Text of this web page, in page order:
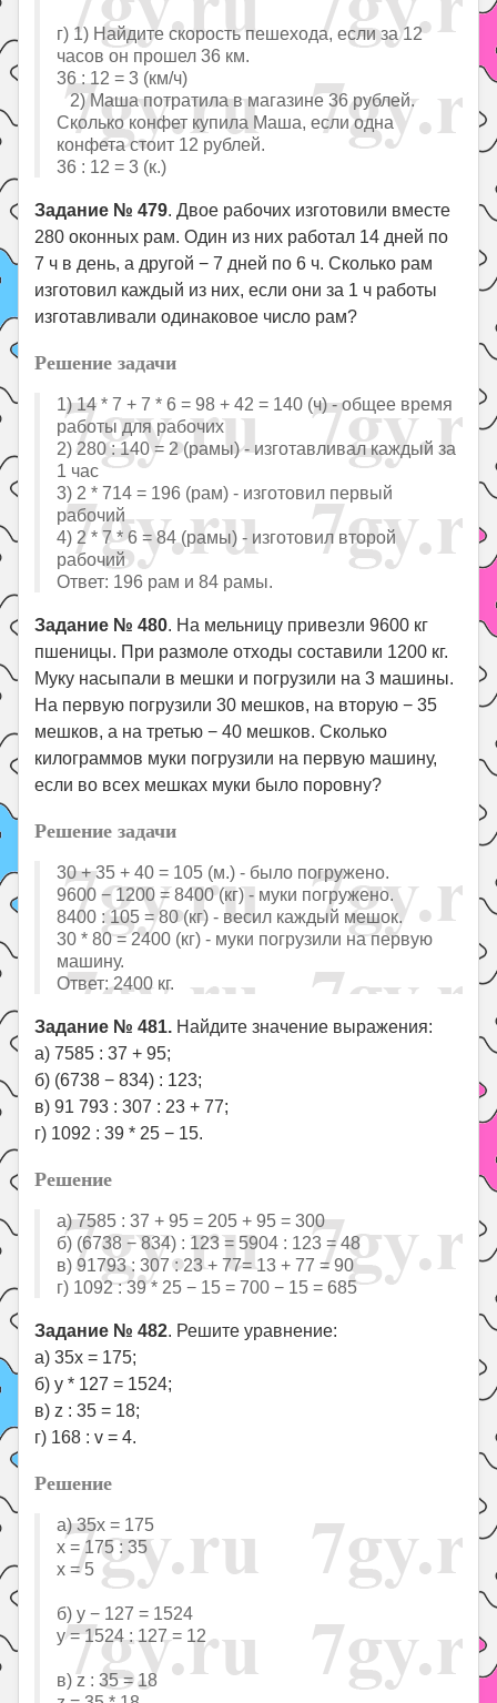
г) 1) Найдите скорость пешехода, если за 12
часов он прошел 36 км.
36 : 12 = 3 (км/ч)
2) Маша потратила в магазине 36 рублей.
Сколько конфет купила Маша, если одна
конфета стоит 12 рублей.
36 : 12 = 3 (к.)
Задание № 479. Двое рабочих изготовили вместе
280 оконных рам. Один из них работал 14 дней по
7 ч в день, а другой − 7 дней по 6 ч. Сколько рам
изготовил каждый из них, если они за 1 ч работы
изготавливали одинаковое число рам?
Решение задачи
1) 14 * 7 + 7 * 6 = 98 + 42 = 140 (ч) - общее время
работы для рабочих
2) 280 : 140 = 2 (рамы) - изготавливал каждый за
1 час
3) 2 * 714 = 196 (рам) - изготовил первый
рабочий
4) 2 * 7 * 6 = 84 (рамы) - изготовил второй
рабочий
Ответ: 196 рам и 84 рамы.
Задание № 480. На мельницу привезли 9600 кг
пшеницы. При размоле отходы составили 1200 кг.
Муку насыпали в мешки и погрузили на 3 машины.
На первую погрузили 30 мешков, на вторую − 35
мешков, а на третью − 40 мешков. Сколько
килограммов муки погрузили на первую машину,
если во всех мешках муки было поровну?
Решение задачи
30 + 35 + 40 = 105 (м.) - было погружено.
9600 − 1200 = 8400 (кг) - муки погружено.
8400 : 105 = 80 (кг) - весил каждый мешок.
30 * 80 = 2400 (кг) - муки погрузили на первую
машину.
Ответ: 2400 кг.
Задание № 481. Найдите значение выражения:
а) 7585 : 37 + 95;
б) (6738 − 834) : 123;
в) 91 793 : 307 : 23 + 77;
г) 1092 : 39 * 25 − 15.
Решение
a) 7585 : 37 + 95 = 205 + 95 = 300
б) (6738 − 834) : 123 = 5904 : 123 = 48
в) 91793 : 307 : 23 + 77= 13 + 77 = 90
г) 1092 : 39 * 25 − 15 = 700 − 15 = 685
Задание № 482. Решите уравнение:
а) 35x = 175;
б) у * 127 = 1524;
в) z : 35 = 18;
г) 168 : v = 4.
Решение
a) 35x = 175
x = 175 : 35
x = 5
б) у − 127 = 1524
y = 1524 : 127 = 12
в) z : 35 = 18